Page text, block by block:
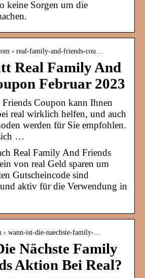
keine Sorgen um die
› real-family-and-friends-cou…
Real Family And
Februar 2023
Coupon kann Ihnen
real wirklich helfen, und auch
werden für Sie empfohlen.
…
Real Family And Friends
von real Geld sparen um
Gutscheincode sind
aktiv für die Verwendung in
› wann-ist-die-naechste-family-…
Nächste Family
Aktion Bei Real?